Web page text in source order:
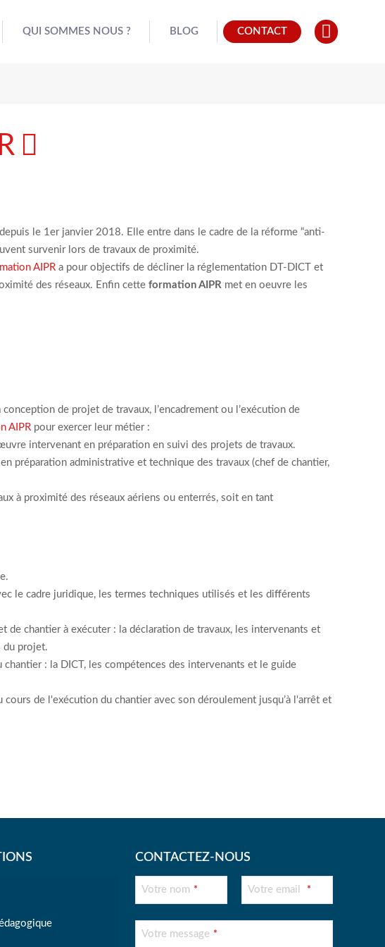
QUI SOMMES NOUS ? BLOG CONTACT
le 1er janvier 2018. Elle entre dans le cadre de la réforme “anti-
survenir lors de travaux de proximité.
AIPR a pour objectifs de décliner la réglementation DT-DICT et
des réseaux. Enfin cette formation AIPR met en oeuvre les
de projet de travaux, l’encadrement ou l’exécution de
AIPR pour exercer leur métier :
intervenant en préparation en suivi des projets de travaux.
préparation administrative et technique des travaux (chef de chantier,
à proximité des réseaux aériens ou enterrés, soit en tant
le cadre juridique, les termes techniques utilisés et les différents
de chantier à exécuter : la déclaration de travaux, les intervenants et
du projet.
: la DICT, les compétences des intervenants et le guide
de l'exécution du chantier avec son déroulement jusqu’à l'arrêt et
CONTACTEZ-NOUS
Votre nom * Votre email *
Votre message *